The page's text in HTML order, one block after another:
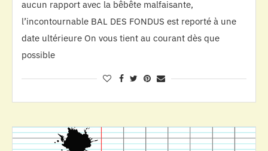
aucun rapport avec la bêbête malfaisante,
l’incontournable BAL DES FONDUS est reporté à une
date ultérieure On vous tient au courant dès que
possible